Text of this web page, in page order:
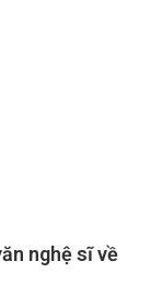
nghệ sĩ về